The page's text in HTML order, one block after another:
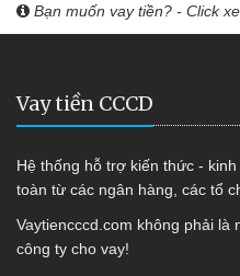
Bạn muốn vay tiền? - Click
Vay tiền CCCD
Hệ thống hỗ trợ kiến thức -
toàn từ các ngân hàng, các tổ
Vaytiencccd.com không phải
công ty cho vay!